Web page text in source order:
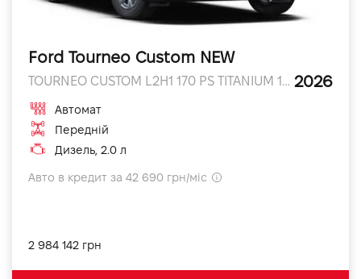
Ford Tourneo Custom NEW
TOURNEO CUSTOM L2H1 170 PS TITANIUM 170 к.с. 2026
Автомат
Передній
Дизель, 2.0 л
Авто в кредит за 42 690 грн/міс
2 984 142 грн